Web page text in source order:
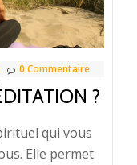
0 Commentaire
?
qui vous
Elle permet